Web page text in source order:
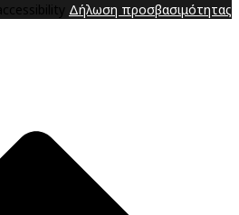
Δήλωση προσβασιμότητας